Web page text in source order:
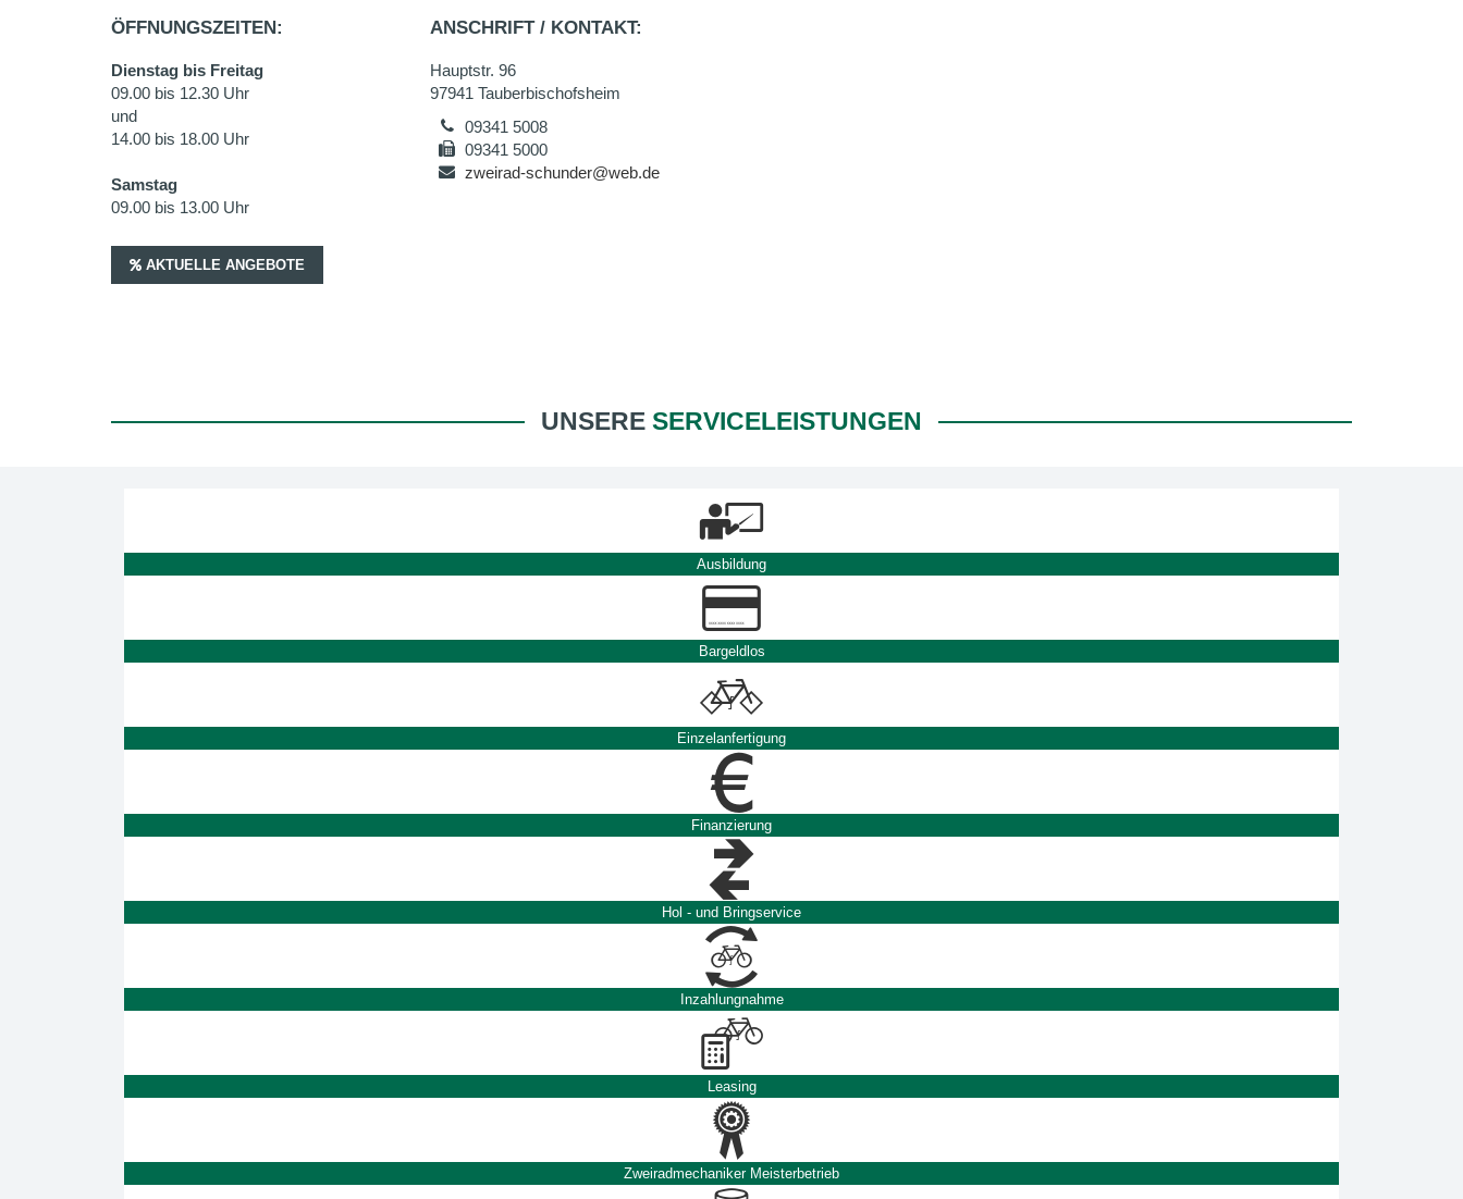
ÖFFNUNGSZEITEN:
Dienstag bis Freitag
09.00 bis 12.30 Uhr
und
14.00 bis 18.00 Uhr
Samstag
09.00 bis 13.00 Uhr
ANSCHRIFT / KONTAKT:
Hauptstr. 96
97941 Tauberbischofsheim
09341 5008
09341 5000
zweirad-schunder@web.de
AKTUELLE ANGEBOTE
UNSERE SERVICELEISTUNGEN
Ausbildung
Bargeldlos
Einzelanfertigung
Finanzierung
Hol - und Bringservice
Inzahlungnahme
Leasing
Zweiradmechaniker Meisterbetrieb